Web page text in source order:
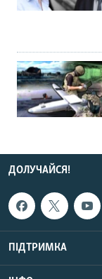
ДОЛУЧАЙСЯ!
ПІДТРИМКА